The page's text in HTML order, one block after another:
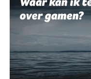
over gamen?